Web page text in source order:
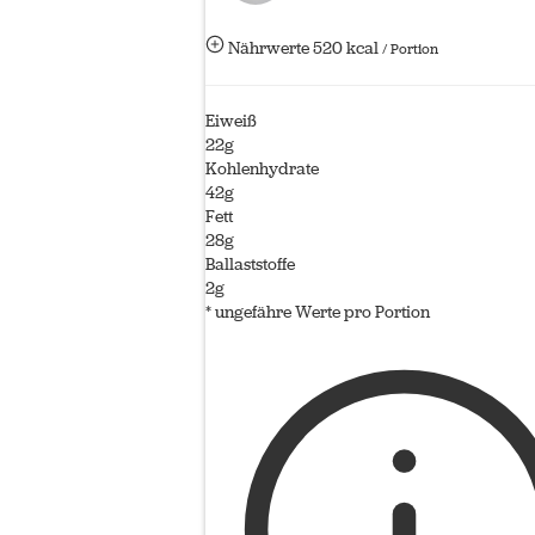
Nährwerte520 kcal/ Portion
Eiweiß
22g
Kohlenhydrate
42g
Fett
28g
Ballaststoffe
2g
* ungefähre Werte pro Portion